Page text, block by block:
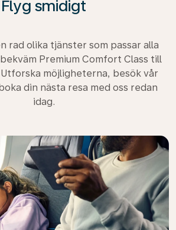
Flyg smidigt
rad olika tjänster som passar alla
Premium Comfort Class till
Utforska möjligheterna, besök vår
din nästa resa med oss redan
idag.